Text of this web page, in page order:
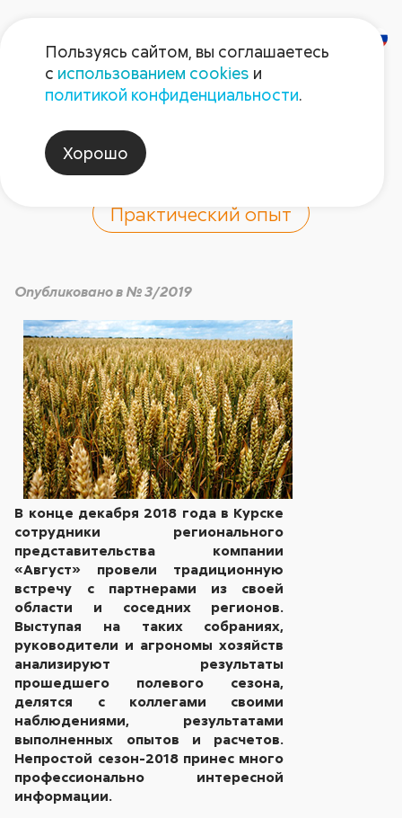
Что советуют
профессионалы
Практический опыт
Опубликовано в № 3/2019
В конце декабря 2018 года в Курске
сотрудники регионального
представительства компании
«Август» провели традиционную
встречу с партнерами из своей
области и соседних регионов.
Выступая на таких собраниях,
руководители и агрономы хозяйств
анализируют результаты
прошедшего полевого сезона,
делятся с коллегами своими
наблюдениями, результатами
выполненных опытов и расчетов.
Непростой сезон-2018 принес много
профессионально интересной
информации.
Пользуясь сайтом, вы соглашаетесь
с использованием cookies и
политикой конфиденциальности.
Хорошо